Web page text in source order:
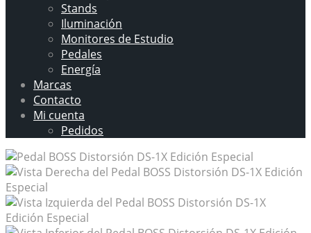
Stands
Iluminación
Monitores de Estudio
Pedales
Energía
Marcas
Contacto
Mi cuenta
Pedidos